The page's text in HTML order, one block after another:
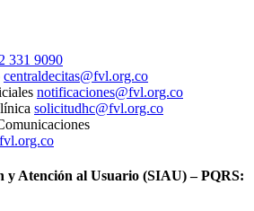
331 9090
centraldecitas@fvl.org.co
notificaciones@fvl.org.co
solicitudhc@fvl.org.co
y Atención al Usuario (SIAU) – PQRS: